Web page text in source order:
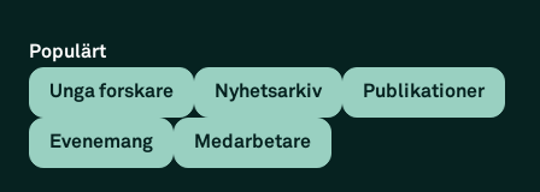
Populärt
Unga forskare Nyhetsarkiv Publikationer
Evenemang Medarbetare
Tillbaka